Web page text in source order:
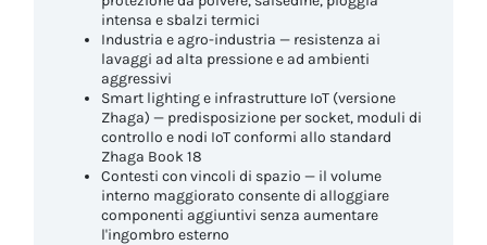
intensa e sbalzi termici
Industria e agro-industria — resistenza ai
lavaggi ad alta pressione e ad ambienti
aggressivi
Smart lighting e infrastrutture IoT (versione
Zhaga) — predisposizione per socket, moduli di
controllo e nodi IoT conformi allo standard
Zhaga Book 18
Contesti con vincoli di spazio — il volume
interno maggiorato consente di alloggiare
componenti aggiuntivi senza aumentare
l'ingombro esterno